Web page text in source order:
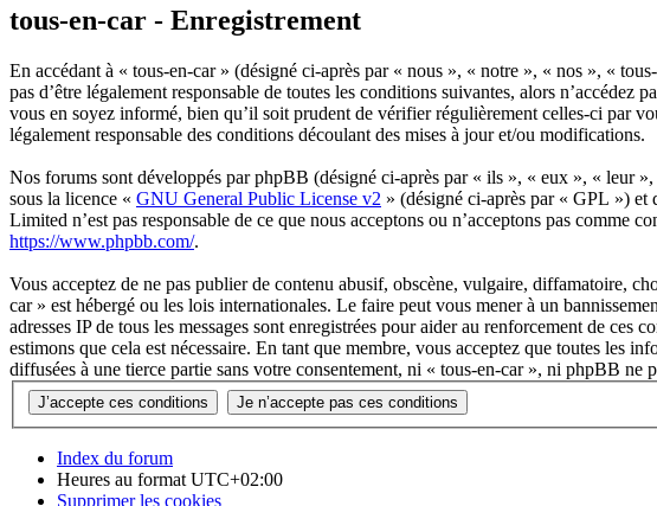
tous-en-car - Enregistrement
En accédant à « tous-en-car » (désigné ci-après par « nous », « notre », « nos », «
pas d’être légalement responsable de toutes les conditions suivantes, alors
vous en soyez informé, bien qu’il soit prudent de vérifier régulièrement celles-ci par
légalement responsable des conditions découlant des mises à jour et/ou modifications.
Nos forums sont développés par phpBB (désigné ci-après par « ils », « eux », «
sous la licence « GNU General Public License v2 » (désigné ci-après par « GPL ») et
Limited n’est pas responsable de ce que nous acceptons ou n’acceptons pas
https://www.phpbb.com/.
Vous acceptez de ne pas publier de contenu abusif, obscène, vulgaire, diffamatoire,
car » est hébergé ou les lois internationales. Le faire peut vous mener à un
adresses IP de tous les messages sont enregistrées pour aider au renforcement de
estimons que cela est nécessaire. En tant que membre, vous acceptez que toutes les
diffusées à une tierce partie sans votre consentement, ni « tous-en-car », ni phpBB ne
Index du forum
Heures au format UTC+02:00
Supprimer les cookies